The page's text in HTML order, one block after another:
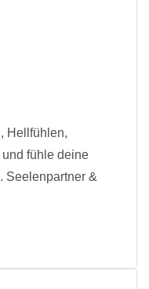
Hellfühlen,
fühle deine
Seelenpartner &